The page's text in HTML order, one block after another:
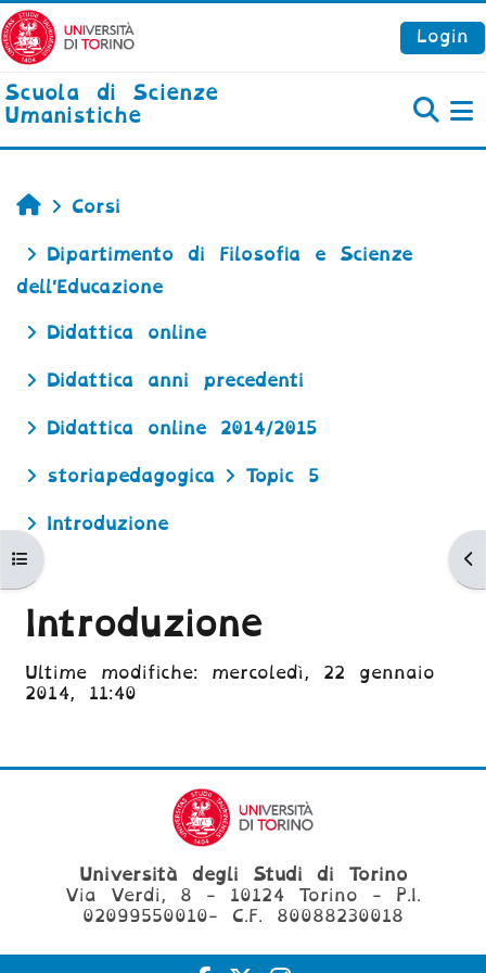
Vai al contenuto principale
Login
Scuola di Scienze
Umanistiche
Apri indice del corso
Home
Corsi
Dipartimento di Filosofia e Scienze
dell'Educazione
Didattica online
Didattica anni precedenti
Didattica online 2014/2015
storiapedagogica Topic 5
Introduzione
Introduzione
Aggregazione dei criteri
Ultime modifiche: mercoledì, 22 gennaio
2014, 11:40
Università degli Studi di Torino
Via Verdi, 8 - 10124 Torino - P.I.
02099550010- C.F. 80088230018